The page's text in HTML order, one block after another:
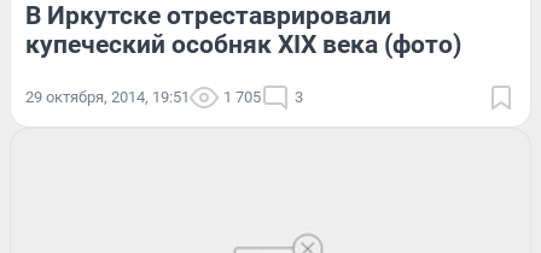
В Иркутске отреставрировали
купеческий особняк ХIХ века (фото)
29 октября, 2014, 19:51 1 705 3